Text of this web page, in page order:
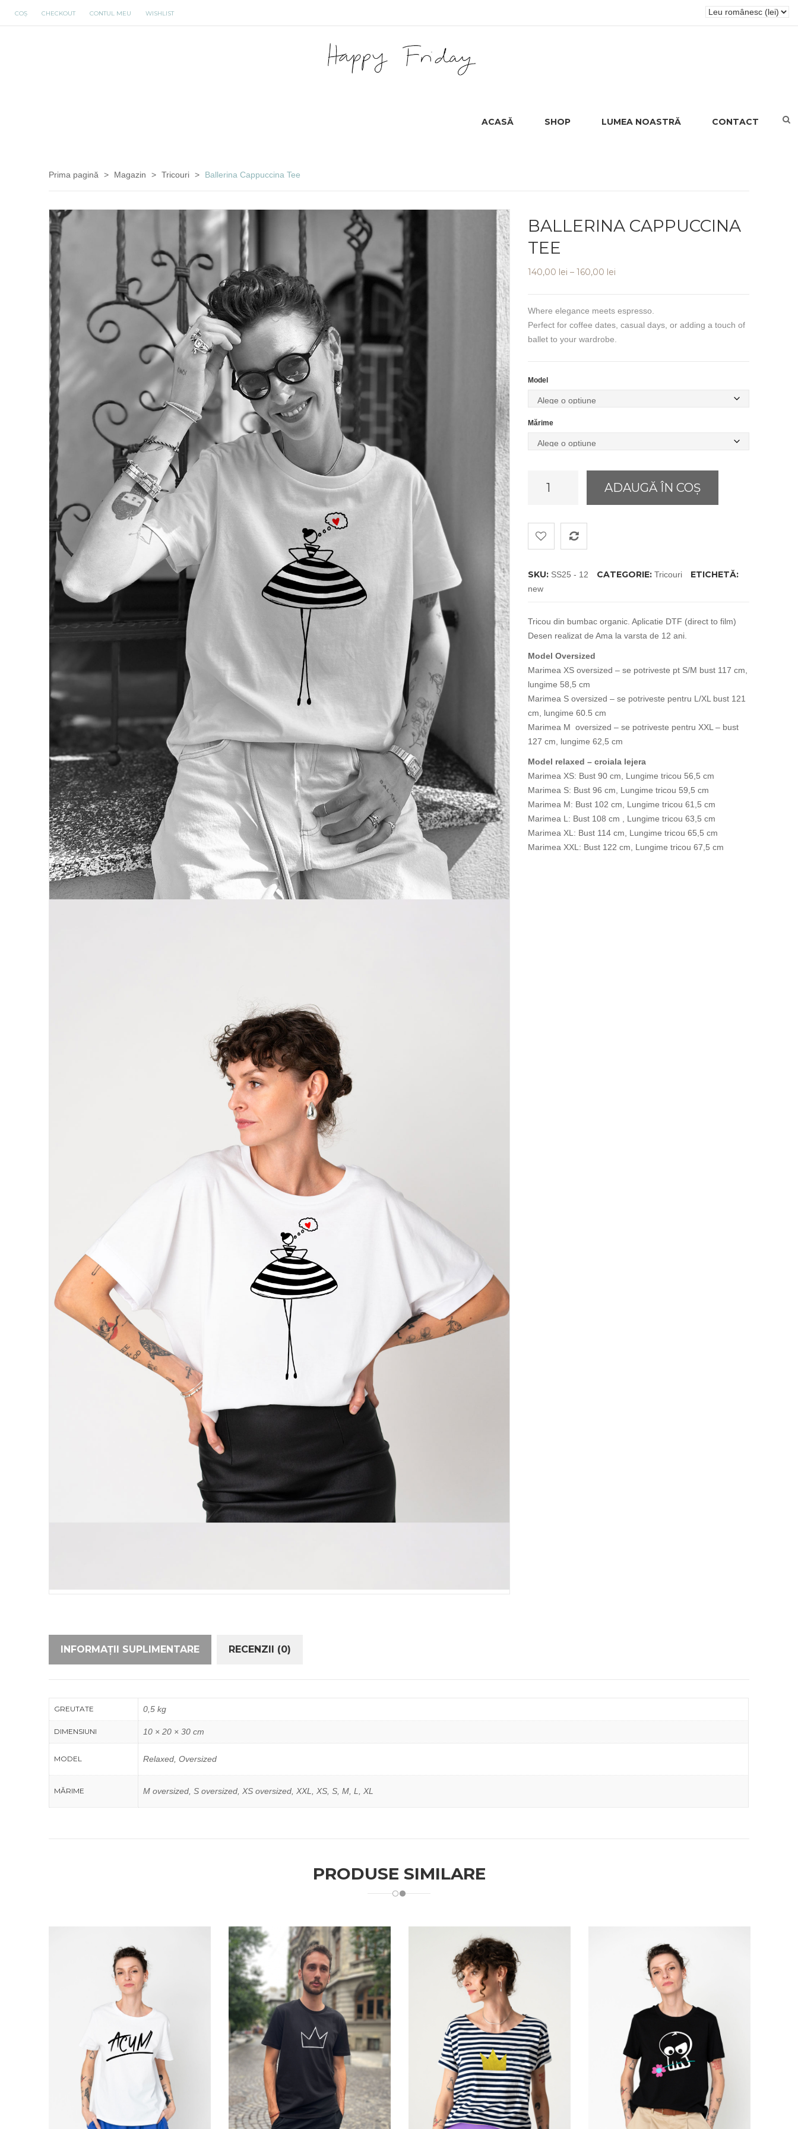
COȘ CHECKOUT CONTUL MEU WISHLIST
ACASĂ SHOP LUMEA NOASTRĂ CONTACT
Prima pagină > Magazin > Tricouri > Ballerina Cappuccina Tee
BALLERINA CAPPUCCINA
TEE
140,00 lei – 160,00 leiInterval
140,00 lei
până
la
Where elegance meets espresso.
Perfect for coffee dates, casual days, or adding a touch of
ballet to your wardrobe.
Model
Mărime
Ballerina
ADAUGĂ ÎN COȘ
SKU: SS25 - 12 CATEGORIE: Tricouri ETICHETĂ:
new
Tricou din bumbac organic. Aplicatie DTF (direct to film)
Desen realizat de Ama la varsta de 12 ani.
Model Oversized
Marimea XS oversized – se potriveste pt S/M bust 117 cm,
lungime 58,5 cm
Marimea S oversized – se potriveste pentru L/XL bust 121
cm, lungime 60.5 cm
Marimea M oversized – se potriveste pentru XXL – bust
127 cm, lungime 62,5 cm
Model relaxed – croiala lejera
Marimea XS: Bust 90 cm, Lungime tricou 56,5 cm
Marimea S: Bust 96 cm, Lungime tricou 59,5 cm
Marimea M: Bust 102 cm, Lungime tricou 61,5 cm
Marimea L: Bust 108 cm , Lungime tricou 63,5 cm
Marimea XL: Bust 114 cm, Lungime tricou 65,5 cm
Marimea XXL: Bust 122 cm, Lungime tricou 67,5 cm
INFORMAȚII SUPLIMENTARE RECENZII (0)
GREUTATE 0,5 kg
DIMENSIUNI 10 × 20 × 30 cm
MODEL Relaxed, Oversized
MĂRIME M oversized, S oversized, XS oversized, XXL, XS, S, M, L, XL
PRODUSE SIMILARE